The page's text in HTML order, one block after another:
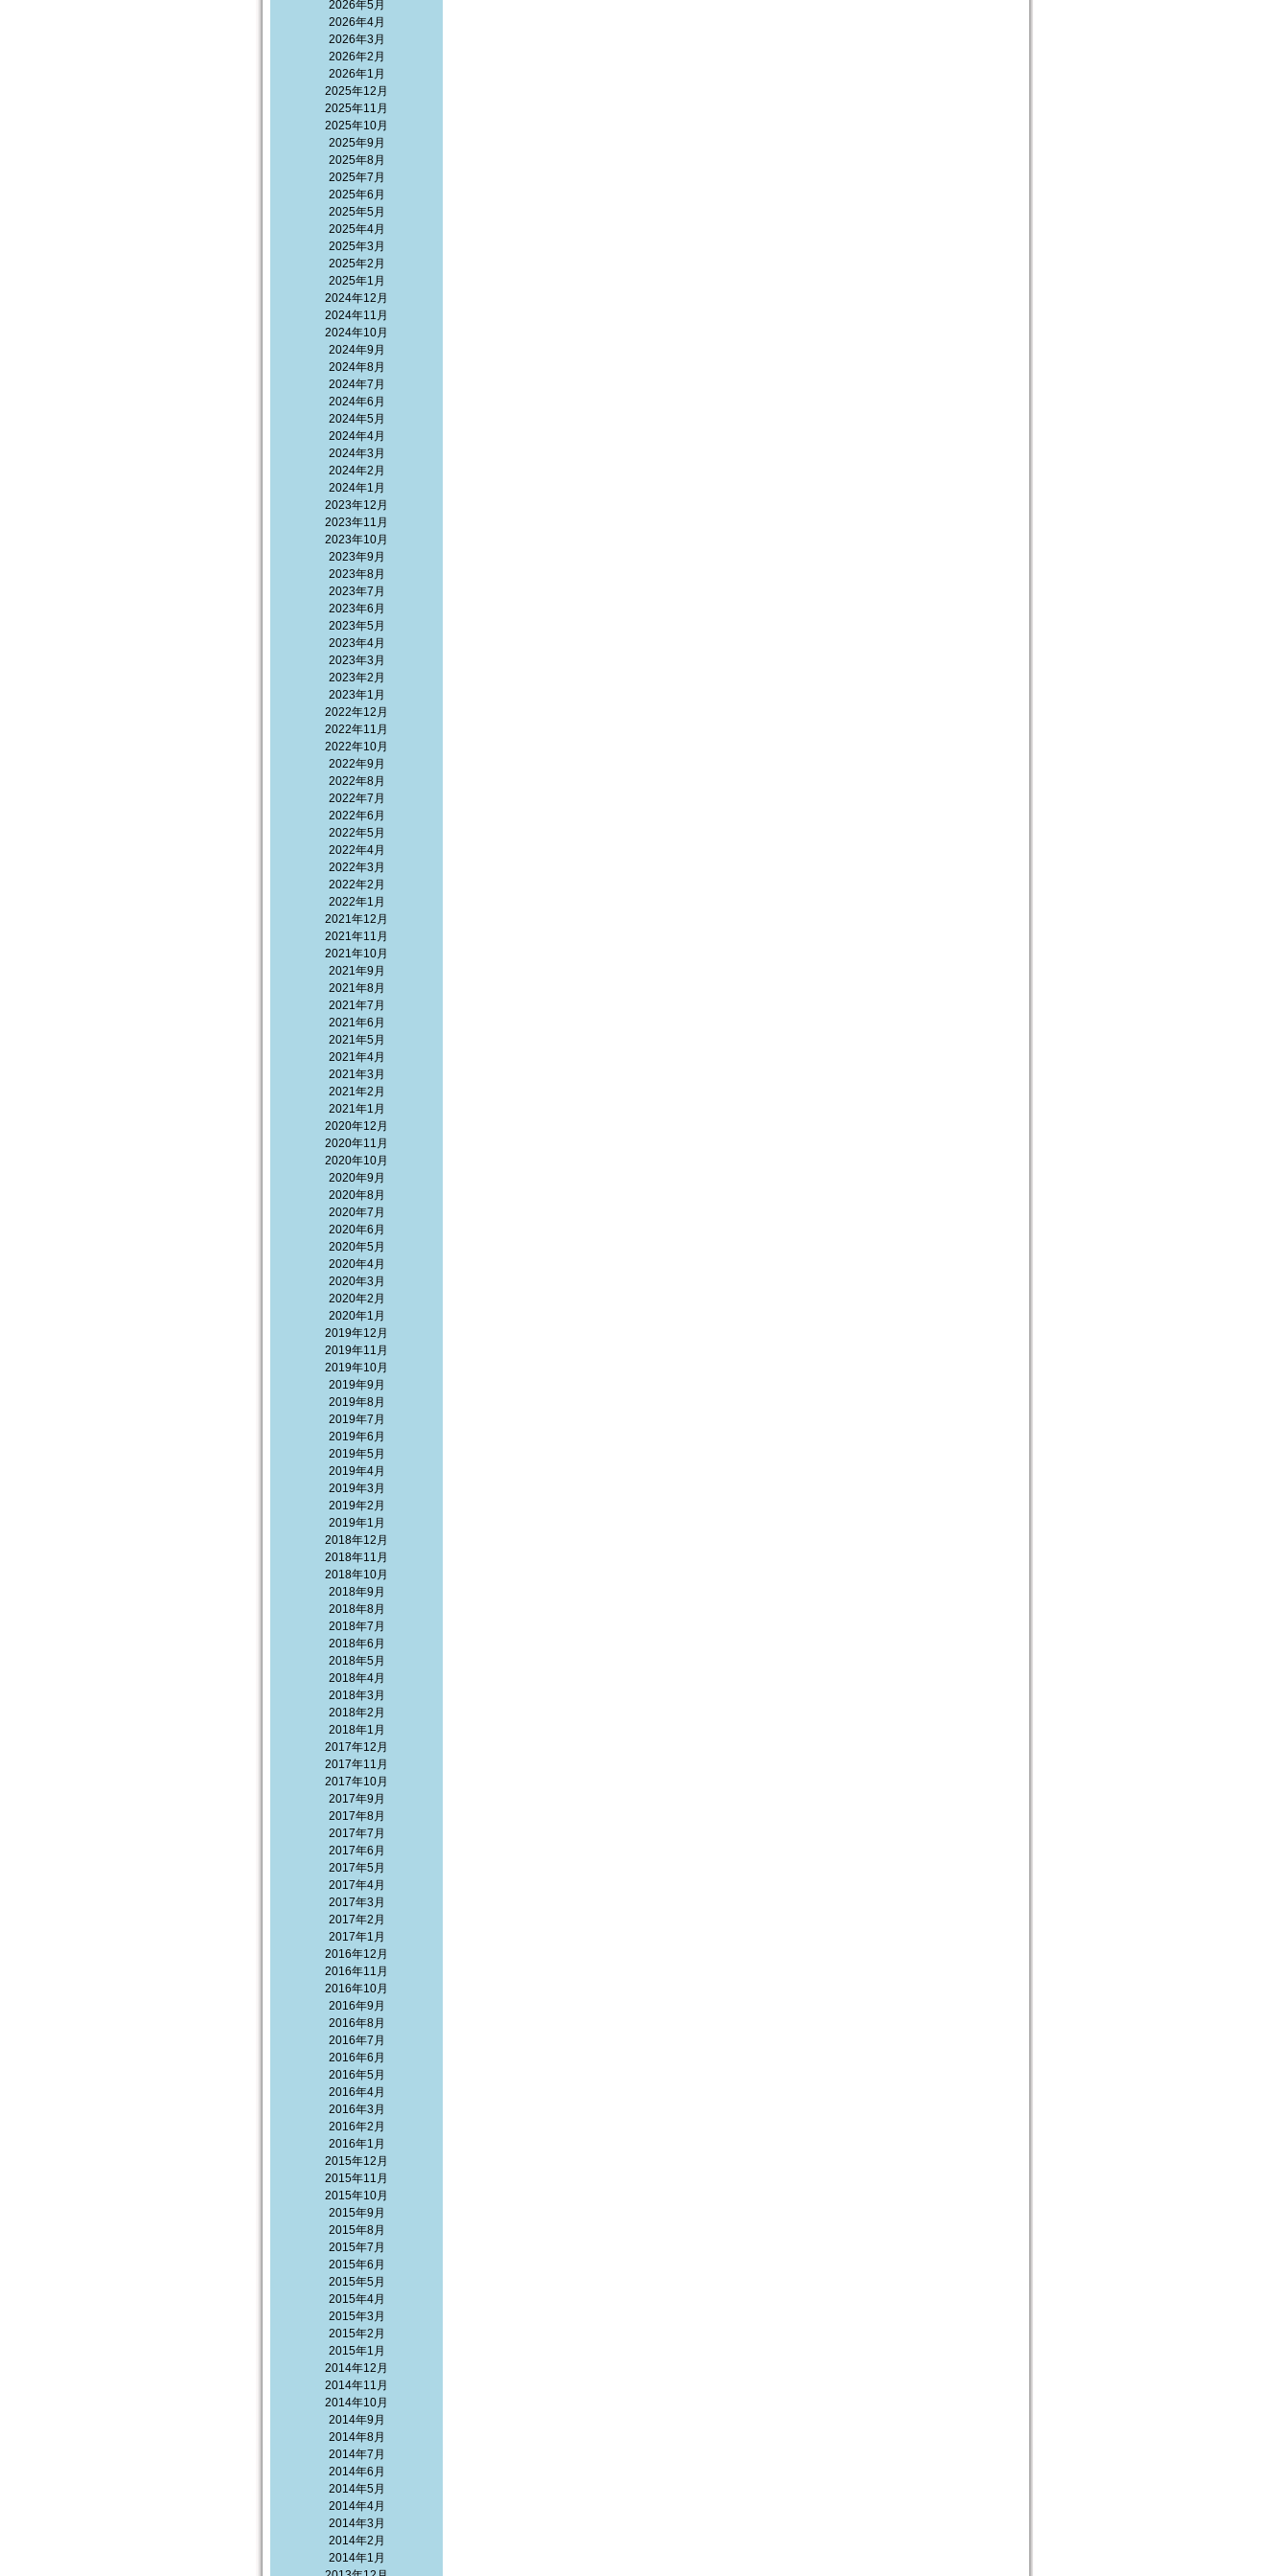
2026年5月
2026年4月
2026年3月
2026年2月
2026年1月
2025年12月
2025年11月
2025年10月
2025年9月
2025年8月
2025年7月
2025年6月
2025年5月
2025年4月
2025年3月
2025年2月
2025年1月
2024年12月
2024年11月
2024年10月
2024年9月
2024年8月
2024年7月
2024年6月
2024年5月
2024年4月
2024年3月
2024年2月
2024年1月
2023年12月
2023年11月
2023年10月
2023年9月
2023年8月
2023年7月
2023年6月
2023年5月
2023年4月
2023年3月
2023年2月
2023年1月
2022年12月
2022年11月
2022年10月
2022年9月
2022年8月
2022年7月
2022年6月
2022年5月
2022年4月
2022年3月
2022年2月
2022年1月
2021年12月
2021年11月
2021年10月
2021年9月
2021年8月
2021年7月
2021年6月
2021年5月
2021年4月
2021年3月
2021年2月
2021年1月
2020年12月
2020年11月
2020年10月
2020年9月
2020年8月
2020年7月
2020年6月
2020年5月
2020年4月
2020年3月
2020年2月
2020年1月
2019年12月
2019年11月
2019年10月
2019年9月
2019年8月
2019年7月
2019年6月
2019年5月
2019年4月
2019年3月
2019年2月
2019年1月
2018年12月
2018年11月
2018年10月
2018年9月
2018年8月
2018年7月
2018年6月
2018年5月
2018年4月
2018年3月
2018年2月
2018年1月
2017年12月
2017年11月
2017年10月
2017年9月
2017年8月
2017年7月
2017年6月
2017年5月
2017年4月
2017年3月
2017年2月
2017年1月
2016年12月
2016年11月
2016年10月
2016年9月
2016年8月
2016年7月
2016年6月
2016年5月
2016年4月
2016年3月
2016年2月
2016年1月
2015年12月
2015年11月
2015年10月
2015年9月
2015年8月
2015年7月
2015年6月
2015年5月
2015年4月
2015年3月
2015年2月
2015年1月
2014年12月
2014年11月
2014年10月
2014年9月
2014年8月
2014年7月
2014年6月
2014年5月
2014年4月
2014年3月
2014年2月
2014年1月